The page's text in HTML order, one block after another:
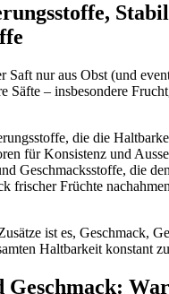
Saft nur aus Obst (und
Säfte – insbesondere
die die
für Konsistenz und
Geschmacksstoffe, die
frischer Früchte
ist es, Geschmack,
Haltbarkeit konstant
Geschmack: